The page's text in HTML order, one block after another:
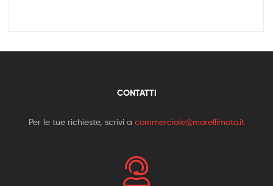
CONTATTI
Per le tue richieste, scrivi a commerciale@morellimoto.it